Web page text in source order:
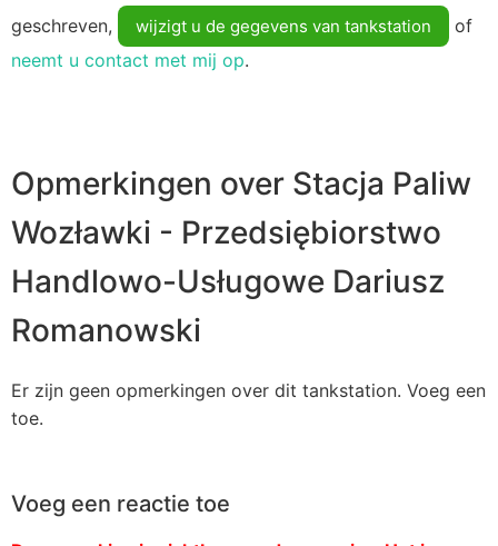
geschreven, wijzigt u de gegevens van tankstation
of
neemt u contact met mij op.
Opmerkingen over Stacja Paliw
Wozławki - Przedsiębiorstwo
Handlowo-Usługowe Dariusz
Romanowski
Er zijn geen opmerkingen over dit tankstation. Voeg een
toe.
Voeg een reactie toe